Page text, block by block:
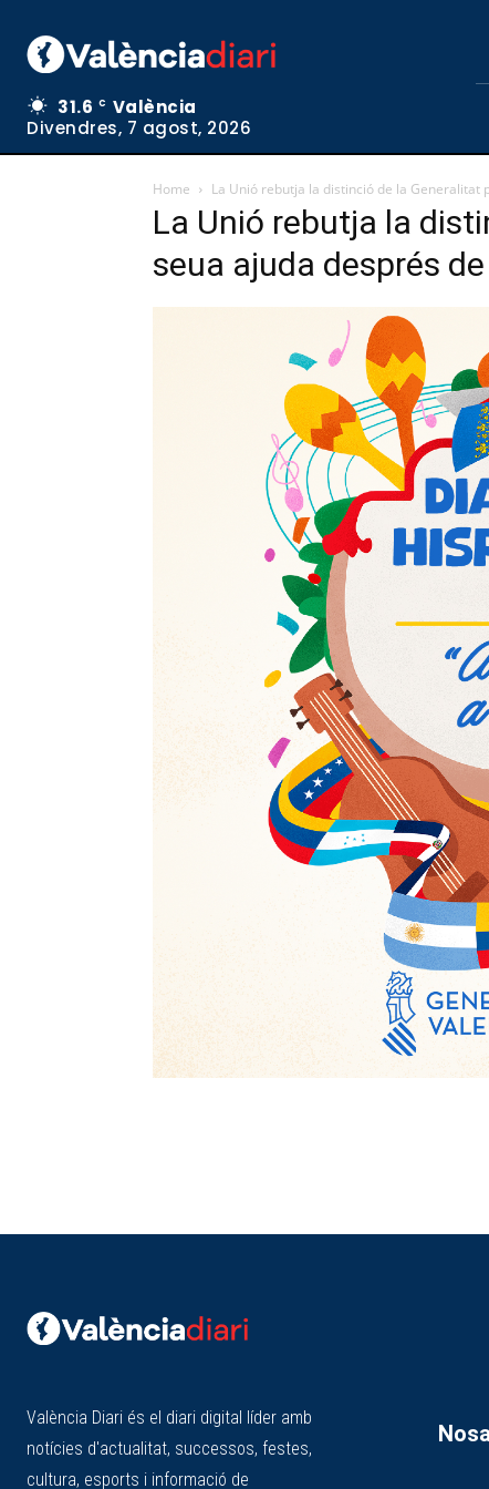
31.6 C
València
Divendres, 7 agost, 2026
Home La Unió rebutja la distinció de la Generalitat
La Unió rebutja la
seua ajuda després
València Diari és el diari digital líder amb
notícies d'actualitat, successos, festes,
cultura, esports i informació de